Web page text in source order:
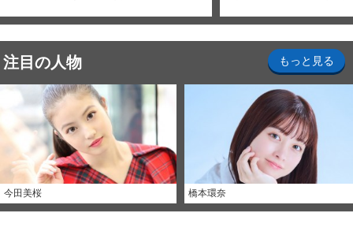
注目の人物 もっと見る
今田美桜 橋本環奈